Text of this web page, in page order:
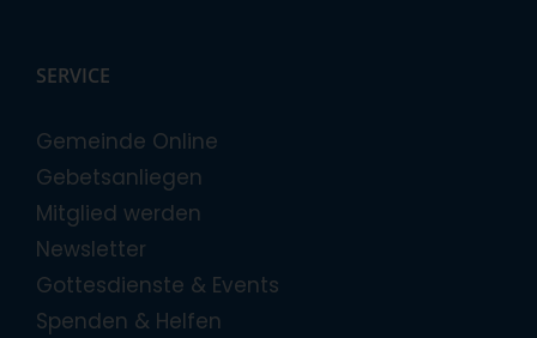
SERVICE
Gemeinde Online
Gebetsanliegen
Mitglied werden
Newsletter
Gottesdienste & Events
Spenden & Helfen